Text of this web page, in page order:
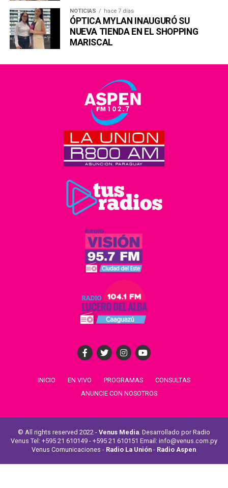
NOTICIAS hace 7 días
ÓPTICA MYLAN INAUGURÓ SU
NUEVA TIENDA EN EL SHOPPING
MARISCAL
INICIO EN VIVO PROGRAMAS
CONSULTAS
ANUNCIE CON NOSOTROS
© All rights reserved 2022 - Venus Media. Desarrollado por Radio
Venus Tel: +595 21 610149 - +595 21 610151 Email: info@venus.com.py
Venus Comunicaciones - Radio La Unión - Radio Aspen